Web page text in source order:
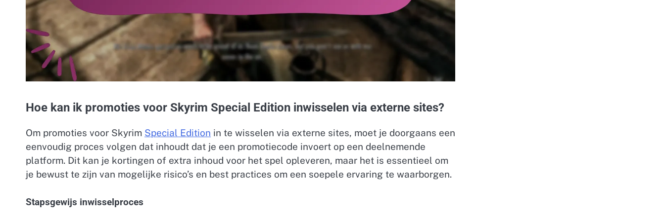
Hoe kan ik promoties voor Skyrim Special Edition inwisselen via externe sites?
Om promoties voor Skyrim Special Edition in te wisselen via externe sites, moet je doorgaans een
eenvoudig proces volgen dat inhoudt dat je een promotiecode invoert op een deelnemende
platform. Dit kan je kortingen of extra inhoud voor het spel opleveren, maar het is essentieel om
je bewust te zijn van mogelijke risico’s en best practices om een soepele ervaring te waarborgen.
Stapsgewijs inwisselproces